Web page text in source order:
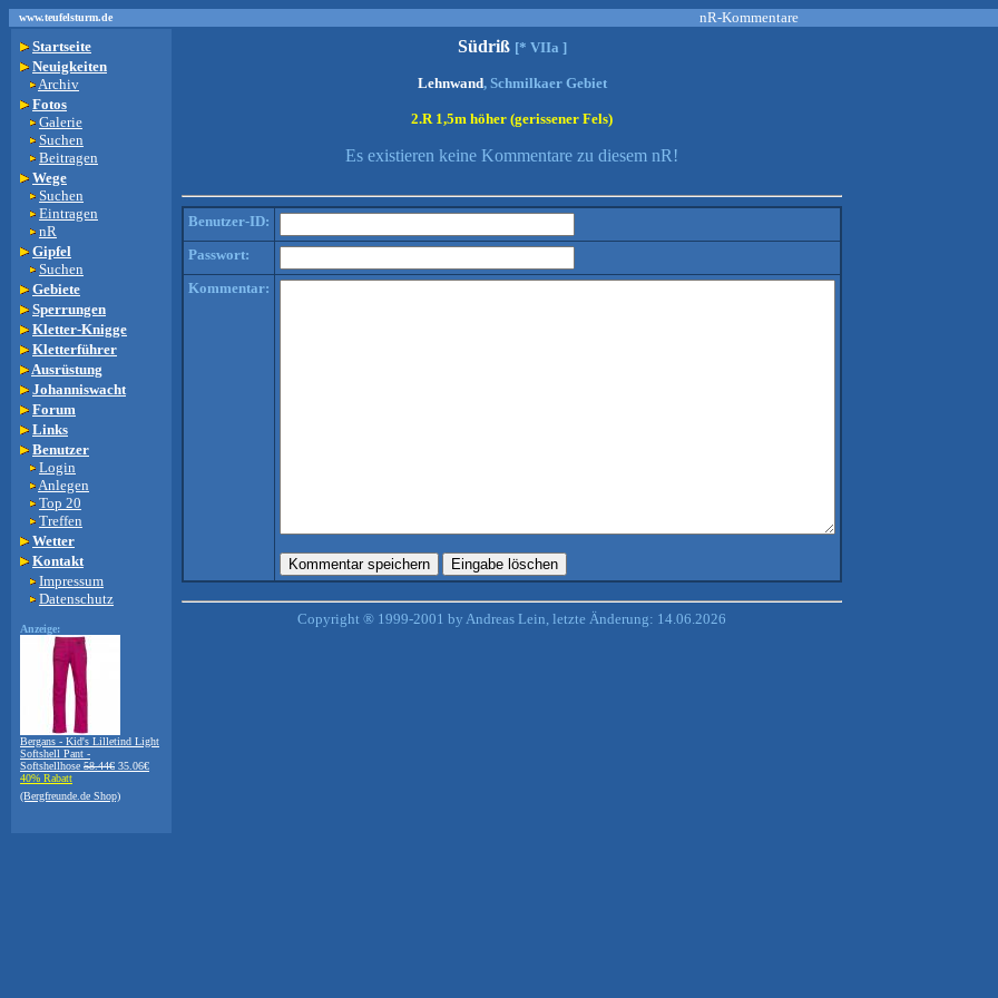
www.teufelsturm.de nR-Kommentare
Startseite
Neuigkeiten
Archiv
Fotos
Galerie
Suchen
Beitragen
Wege
Suchen
Eintragen
nR
Gipfel
Suchen
Gebiete
Sperrungen
Kletter-Knigge
Kletterführer
Ausrüstung
Johanniswacht
Forum
Links
Benutzer
Login
Anlegen
Top 20
Treffen
Wetter
Kontakt
Impressum
Datenschutz
Anzeige:
Bergans - Kid's Lilletind Light
Softshell Pant -
Softshellhose 58.44€ 35.06€
40% Rabatt
(Bergfreunde.de Shop)
Südriß [* VIIa ]
Lehnwand, Schmilkaer Gebiet
2.R 1,5m höher (gerissener Fels)
Es existieren keine Kommentare zu diesem nR!
Benutzer-ID:
Passwort:
Kommentar:
Copyright ® 1999-2001 by Andreas Lein, letzte Änderung: 14.06.2026